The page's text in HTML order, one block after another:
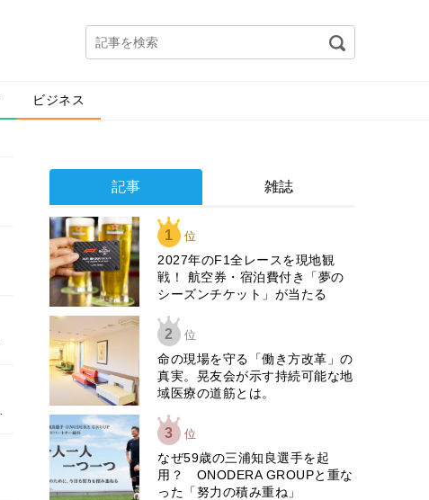
ビジネス
記事 雑誌
1 位
2027年のF1全レースを現地観
戦！ 航空券・宿泊費付き「夢の
シーズンチケット」が当たる
2 位
​命の現場を守る「働き方改革」の
真実。晃友会が示す持続可能な地
域医療の道筋とは。
3 位
なぜ59歳の三浦知良選手を起
用？ ONODERA GROUPと重な
った「努力の積み重ね」